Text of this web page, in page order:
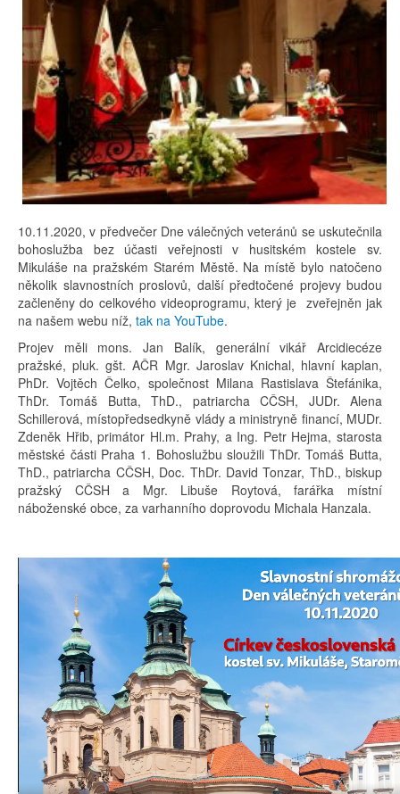
10.11.2020, v předvečer Dne válečných veteránů se uskutečnila
bohoslužba bez účasti veřejnosti v husitském kostele sv.
Mikuláše na pražském Starém Městě. Na místě bylo natočeno
několik slavnostních proslovů, další předtočené projevy budou
začleněny do celkového videoprogramu, který je zveřejněn jak
na našem webu níž, tak na YouTube.
Projev měli mons. Jan Balík, generální vikář Arcidiecéze
pražské, pluk. gšt. AČR Mgr. Jaroslav Knichal, hlavní kaplan,
PhDr. Vojtěch Čelko, společnost Milana Rastislava Štefánika,
ThDr. Tomáš Butta, ThD., patriarcha CČSH, JUDr. Alena
Schillerová, místopředsedkyně vlády a ministryně financí, MUDr.
Zdeněk Hřib, primátor Hl.m. Prahy, a Ing. Petr Hejma, starosta
městské části Praha 1. Bohoslužbu sloužili ThDr. Tomáš Butta,
ThD., patriarcha CČSH, Doc. ThDr. David Tonzar, ThD., biskup
pražský CČSH a Mgr. Libuše Roytová, farářka místní
náboženské obce, za varhanního doprovodu Michala Hanzala.